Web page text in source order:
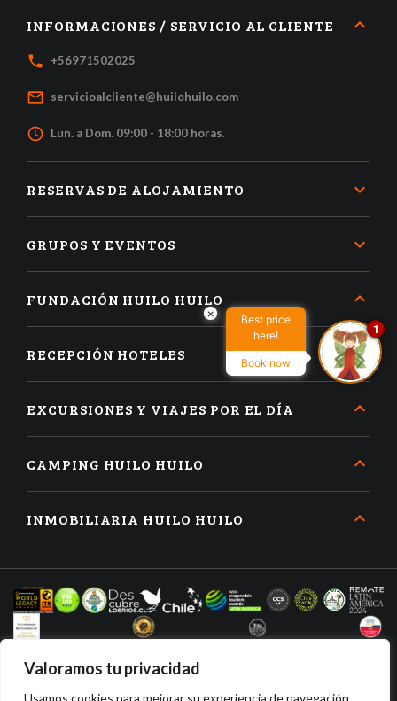
Valoramos tu privacidad
Usamos cookies para mejorar su experiencia de navegación,
INFORMACIONES / SERVICIO AL CLIENTE
local_phone +56971502025
mail_outline servicioalcliente@huilohuilo.com
access_time Lun. a Dom. 09:00 - 18:00 horas.
RESERVAS DE ALOJAMIENTO
GRUPOS Y EVENTOS
FUNDACIÓN HUILO HUILO
RECEPCIÓN HOTELES
EXCURSIONES Y VIAJES POR EL DÍA
CAMPING HUILO HUILO
INMOBILIARIA HUILO HUILO
×
Best price
here!
Book now
1